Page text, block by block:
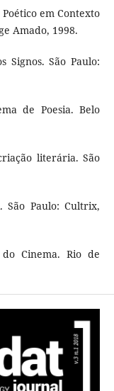
em Contexto
Amado, 1998.
Signos. São Paulo:
de Poesia. Belo
literária. São
São Paulo: Cultrix,
Cinema. Rio de